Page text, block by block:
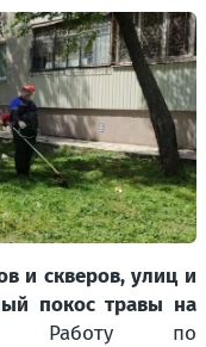
и скверов, улиц и
покос травы на
Работу по